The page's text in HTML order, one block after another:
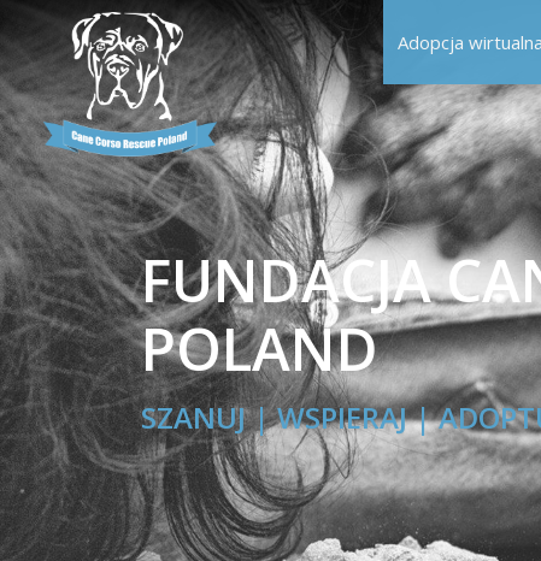
Adopcja wirtualna
FUNDACJA
POLAND
SZANUJ | WSPIERAJ |